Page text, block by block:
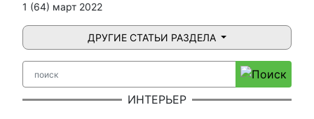
1 (64) март 2022
ДРУГИЕ СТАТЬИ РАЗДЕЛА
ИНТЕРЬЕР